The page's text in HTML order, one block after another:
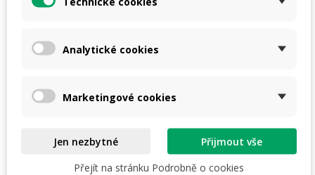
Laserový dálkoměrs dosahem 1000 metrů
MonokulárCondor CQ35L
tepelným
. Čím nižší je hodnota NETD, tím lépe
může senzor zaznamenávat i ty nejmenší teplotní
rozdíly objektů a poskytnout Vám tak detailní obraz.
Analytické cookies
Marketingové cookies
Jen nezbytné
Přijmout vše
Přejít na stránku Podrobně o cookies